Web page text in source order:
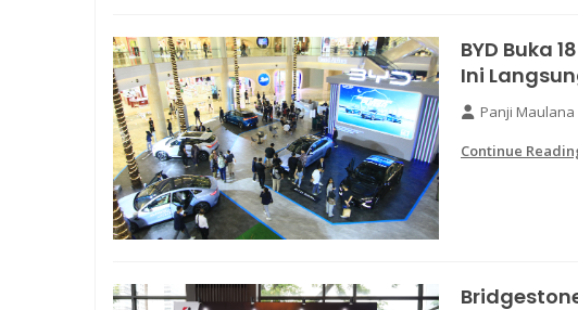
BYD Buka
Ini
Panji Maulana
Continue